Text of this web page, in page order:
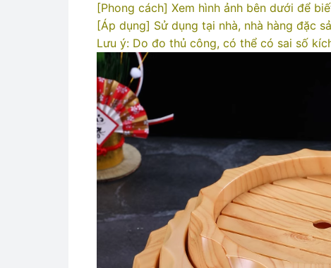
[Phong cách] Xem hình ảnh bên dưới để
[Áp dụng] Sử dụng tại nhà, nhà hàng đặc
Lưu ý: Do đo thủ công, có thể có sai số